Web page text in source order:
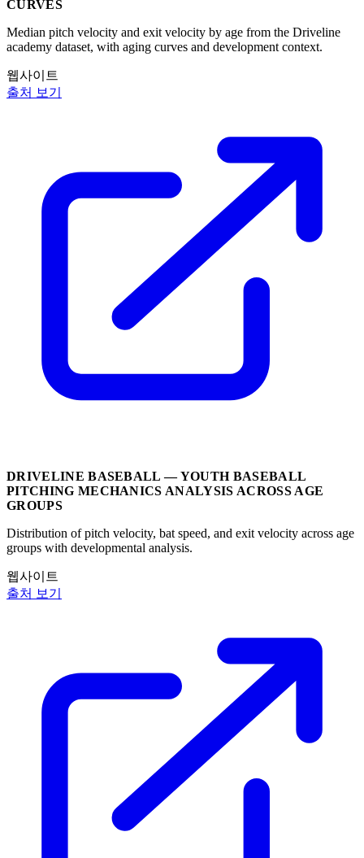
CURVES
Median pitch velocity and exit velocity by age from the Driveline
academy dataset, with aging curves and development context.
웹사이트
출처 보기
DRIVELINE BASEBALL — YOUTH BASEBALL
PITCHING MECHANICS ANALYSIS ACROSS AGE
GROUPS
Distribution of pitch velocity, bat speed, and exit velocity across age
groups with developmental analysis.
웹사이트
출처 보기